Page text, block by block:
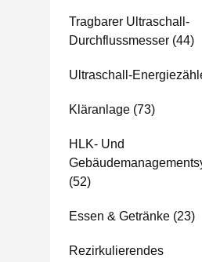
Tragbarer Ultraschall-
Durchflussmesser (44)
Ultraschall-
Kläranlage (73)
HLK- Und
(52)
Essen & Getränke (23)
Rezirkulierendes